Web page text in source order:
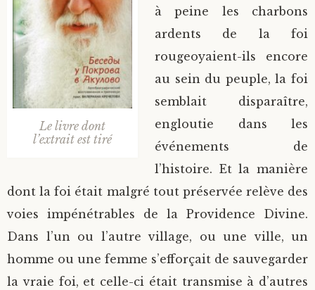
Le livre dont
l’extrait est tiré
à peine les charbons
ardents de la foi
rougeoyaient-ils encore
au sein du peuple, la foi
semblait disparaître,
engloutie dans les
événements de
l’histoire. Et la manière
dont la foi était malgré tout préservée relève des
voies impénétrables de la Providence Divine.
Dans l’un ou l’autre village, ou une ville, un
homme ou une femme s’efforçait de sauvegarder
la vraie foi, et celle-ci était transmise à d’autres